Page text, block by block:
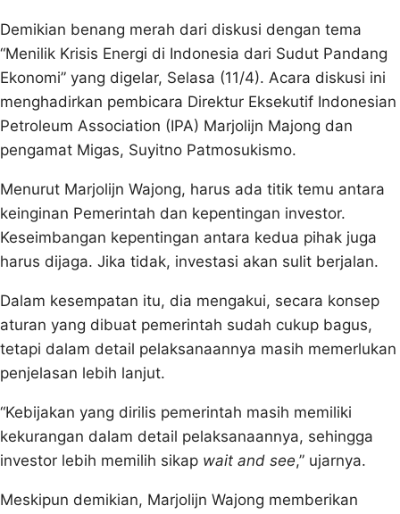
Demikian benang merah dari diskusi dengan tema
“Menilik Krisis Energi di Indonesia dari Sudut Pandang
Ekonomi” yang digelar, Selasa (11/4). Acara diskusi ini
menghadirkan pembicara Direktur Eksekutif Indonesian
Petroleum Association (IPA) Marjolijn Majong dan
pengamat Migas, Suyitno Patmosukismo.
Menurut Marjolijn Wajong, harus ada titik temu antara
keinginan Pemerintah dan kepentingan investor.
Keseimbangan kepentingan antara kedua pihak juga
harus dijaga. Jika tidak, investasi akan sulit berjalan.
Dalam kesempatan itu, dia mengakui, secara konsep
aturan yang dibuat pemerintah sudah cukup bagus,
tetapi dalam detail pelaksanaannya masih memerlukan
penjelasan lebih lanjut.
“Kebijakan yang dirilis pemerintah masih memiliki
kekurangan dalam detail pelaksanaannya, sehingga
investor lebih memilih sikap wait and see,” ujarnya.
Meskipun demikian, Marjolijn Wajong memberikan